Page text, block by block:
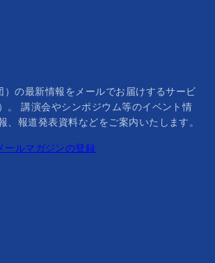
）の最新情報をメールでお届けするサービ
。 講演会やシンポジウム等のイベント情
、報道発表資料などをご案内いたします。
ールマガジンの登録